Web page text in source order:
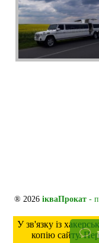
® 2026 ікваПрокат-
У зв'язку із
копію сайту.